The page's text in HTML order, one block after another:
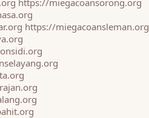
https://miegacoansleman.org